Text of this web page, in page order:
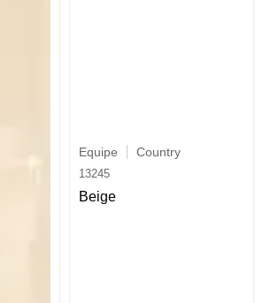
Equipe Country
13245
Beige